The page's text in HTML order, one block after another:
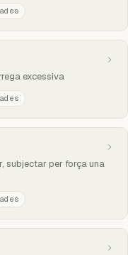
excessiva
subjectar per força una